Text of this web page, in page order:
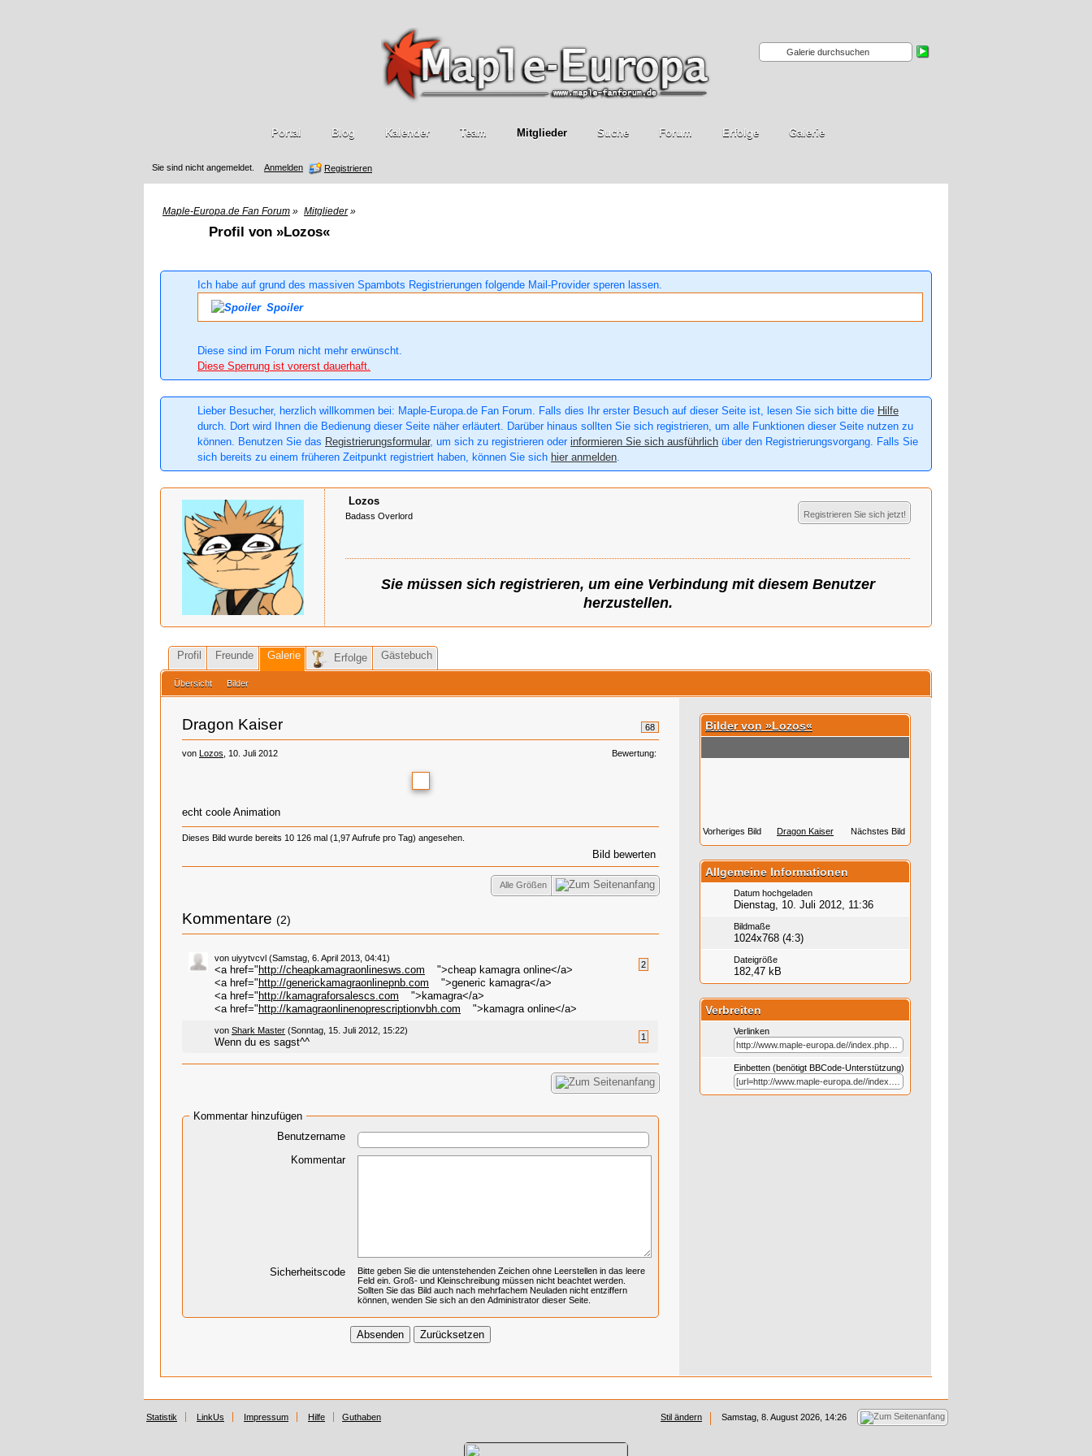
Sie sind nicht angemeldet. Anmelden Registrieren
Portal Blog Kalender Team Mitglieder Suche Forum Erfolge Galerie
Maple-Europa.de Fan Forum » Mitglieder»
Profil von »Lozos«
Ich habe auf grund des massiven Spambots Registrierungen folgende Mail-Provider speren lassen.
Spoiler
Diese sind im Forum nicht mehr erwünscht.
Diese Sperrung ist vorerst dauerhaft.
Lieber Besucher, herzlich willkommen bei: Maple-Europa.de Fan Forum. Falls dies Ihr erster Besuch auf dieser Seite ist, lesen Sie sich bitte die Hilfe
durch. Dort wird Ihnen die Bedienung dieser Seite näher erläutert. Darüber hinaus sollten Sie sich registrieren, um alle Funktionen dieser Seite nutzen zu
können. Benutzen Sie das Registrierungsformular, um sich zu registrieren oder informieren Sie sich ausführlich über den Registrierungsvorgang. Falls Sie
sich bereits zu einem früheren Zeitpunkt registriert haben, können Sie sich hier anmelden.
Lozos
Badass Overlord Registrieren Sie sich jetzt!
Sie müssen sich registrieren, um eine Verbindung mit diesem Benutzer
herzustellen.
Profil Freunde Galerie Erfolge Gästebuch
Übersicht Bilder
68
Dragon Kaiser
Bewertung:
von Lozos , 10. Juli 2012
echt coole Animation
Dieses Bild wurde bereits 10 126 mal (1,97 Aufrufe pro Tag) angesehen.
Bild bewerten
Alle Größen
Kommentare (2)
2
von uiyytvcvl (Samstag, 6. April 2013, 04:41)
<a href=" http://cheapkamagraonlinesws.com
">cheap kamagra online</a>
<a href=" http://generickamagraonlinepnb.com
">generic kamagra</a>
<a href=" http://kamagraforsalescs.com
">kamagra</a>
<a href=" http://kamagraonlinenoprescriptionvbh.com ">kamagra online</a>
1
von Shark Master (Sonntag, 15. Juli 2012, 15:22)
Wenn du es sagst^^
Kommentar hinzufügen
Benutzername
Kommentar
Sicherheitscode
Bitte geben Sie die untenstehenden Zeichen ohne Leerstellen in das leere
Feld ein. Groß- und Kleinschreibung müssen nicht beachtet werden.
Sollten Sie das Bild auch nach mehrfachem Neuladen nicht entziffern
können, wenden Sie sich an den Administrator dieser Seite.
Bilder von »Lozos«
Vorheriges Bild Dragon Kaiser Nächstes Bild
Allgemeine Informationen
Datum hochgeladen
Dienstag, 10. Juli 2012, 11:36
Bildmaße
1024x768 (4:3)
Dateigröße
182,47 kB
Verbreiten
Verlinken
Einbetten (benötigt BBCode-Unterstützung)
Statistik LinkUs Impressum Hilfe Guthaben Stil ändern Samstag, 8. August 2026, 14:26